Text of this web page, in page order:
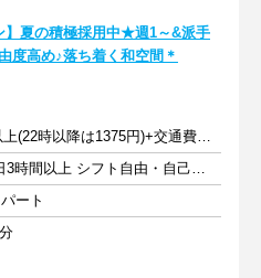
】夏の積極採用中★週1～&派手
度高め♪落ち着く和空間＊
時給1100円以上(22時以降は1375円)+交通費規定内支給
週1日以上 1日3時間以上 シフト自由・自己申告
ート